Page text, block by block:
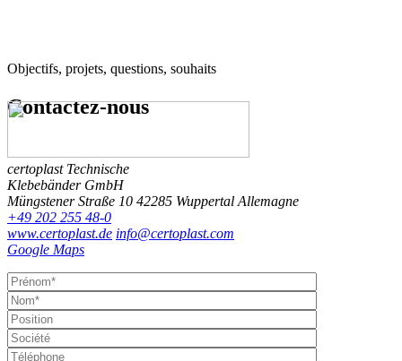
Objectifs, projets, questions, souhaits
Contactez-nous
certoplast Technische
Klebebänder GmbH
Müngstener Straße 10 42285 Wuppertal Allemagne
+49 202 255 48-0
www.certoplast.de info@certoplast.com
Google Maps